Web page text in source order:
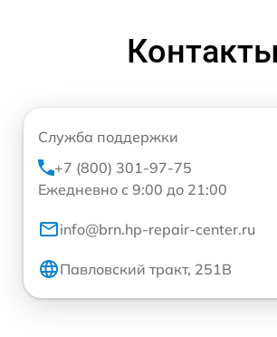
Контакты
Служба поддержки
+7 (800) 301-97-75
Ежедневно с 9:00 до 21:00
info@brn.hp-repair-center.ru
Павловский тракт, 251В